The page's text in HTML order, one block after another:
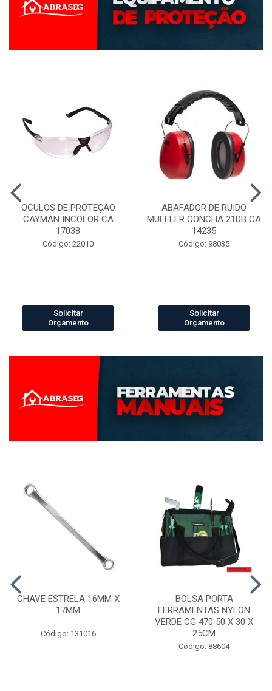
OCULOS DE PROTEÇÃO
CAYMAN INCOLOR CA
17038
Código: 22010
Solicitar
Orçamento
ABAFADOR DE RUIDO
MUFFLER CONCHA 21DB CA
14235
Código: 98035
Solicitar
Orçamento
CHAVE ESTRELA 16MM X
17MM
Código: 131016
BOLSA PORTA
FERRAMENTAS NYLON
VERDE CG 470 50 X 30 X
25CM
Código: 88604